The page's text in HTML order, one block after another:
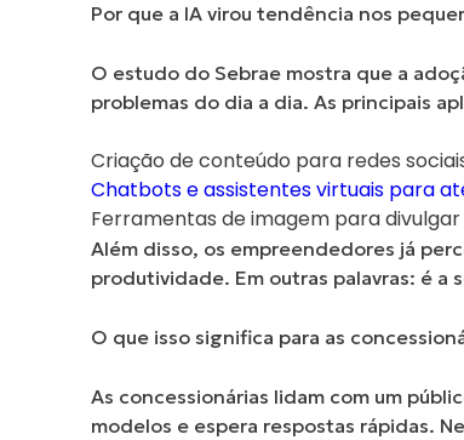
Por que a IA virou tendência nos
O estudo do Sebrae mostra que a
problemas do dia a dia. As principais
Criação de conteúdo para redes
Chatbots e assistentes virtuais para
Ferramentas de imagem para
Além disso, os empreendedores já
produtividade. Em outras palavras: é a
O que isso significa para as
As concessionárias lidam com um
modelos e espera respostas rápidas.